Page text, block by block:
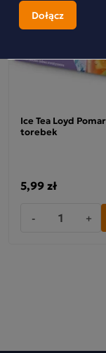
granatem to
z egzotycznym
Minutka już od lat
idealny napój na
By Ci to ułatwić,
pozwalające
Wysoka jakość
Minutce wiele
handlową, jak i
Ice Tea Loyd
torebek
5,99 zł
- +